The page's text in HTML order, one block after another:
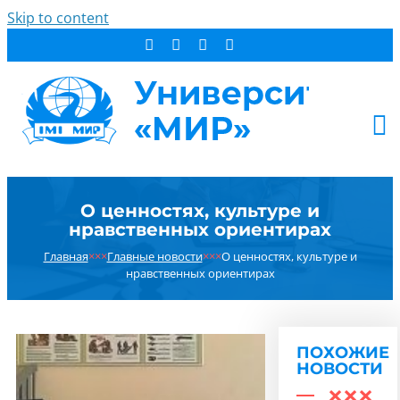
Skip to content
СТУДЕНТУ
ДОПОБРАЗОВАНИЕ
ОБ УНИВЕРСИТЕТЕ
НОВОСТИ
РЕЗУЛЬТАТ ПОИСКА:
О ценностях, культуре и
нравственных ориентирах
Главная×××Главные новости×××О ценностях, культуре и
нравственных ориентирах
ПОХОЖИЕ
НОВОСТИ